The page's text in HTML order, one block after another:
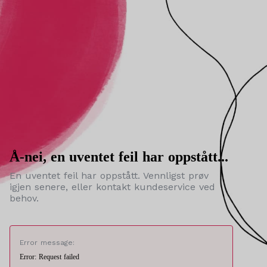
Å-nei, en uventet feil har oppstått...
En uventet feil har oppstått. Vennligst prøv
igjen senere, eller kontakt kundeservice ved
behov.
Error message:
Error: Request failed